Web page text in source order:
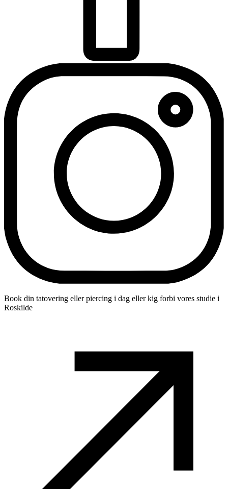
Book din tatovering eller piercing i dag eller kig forbi vores studie i
Roskilde